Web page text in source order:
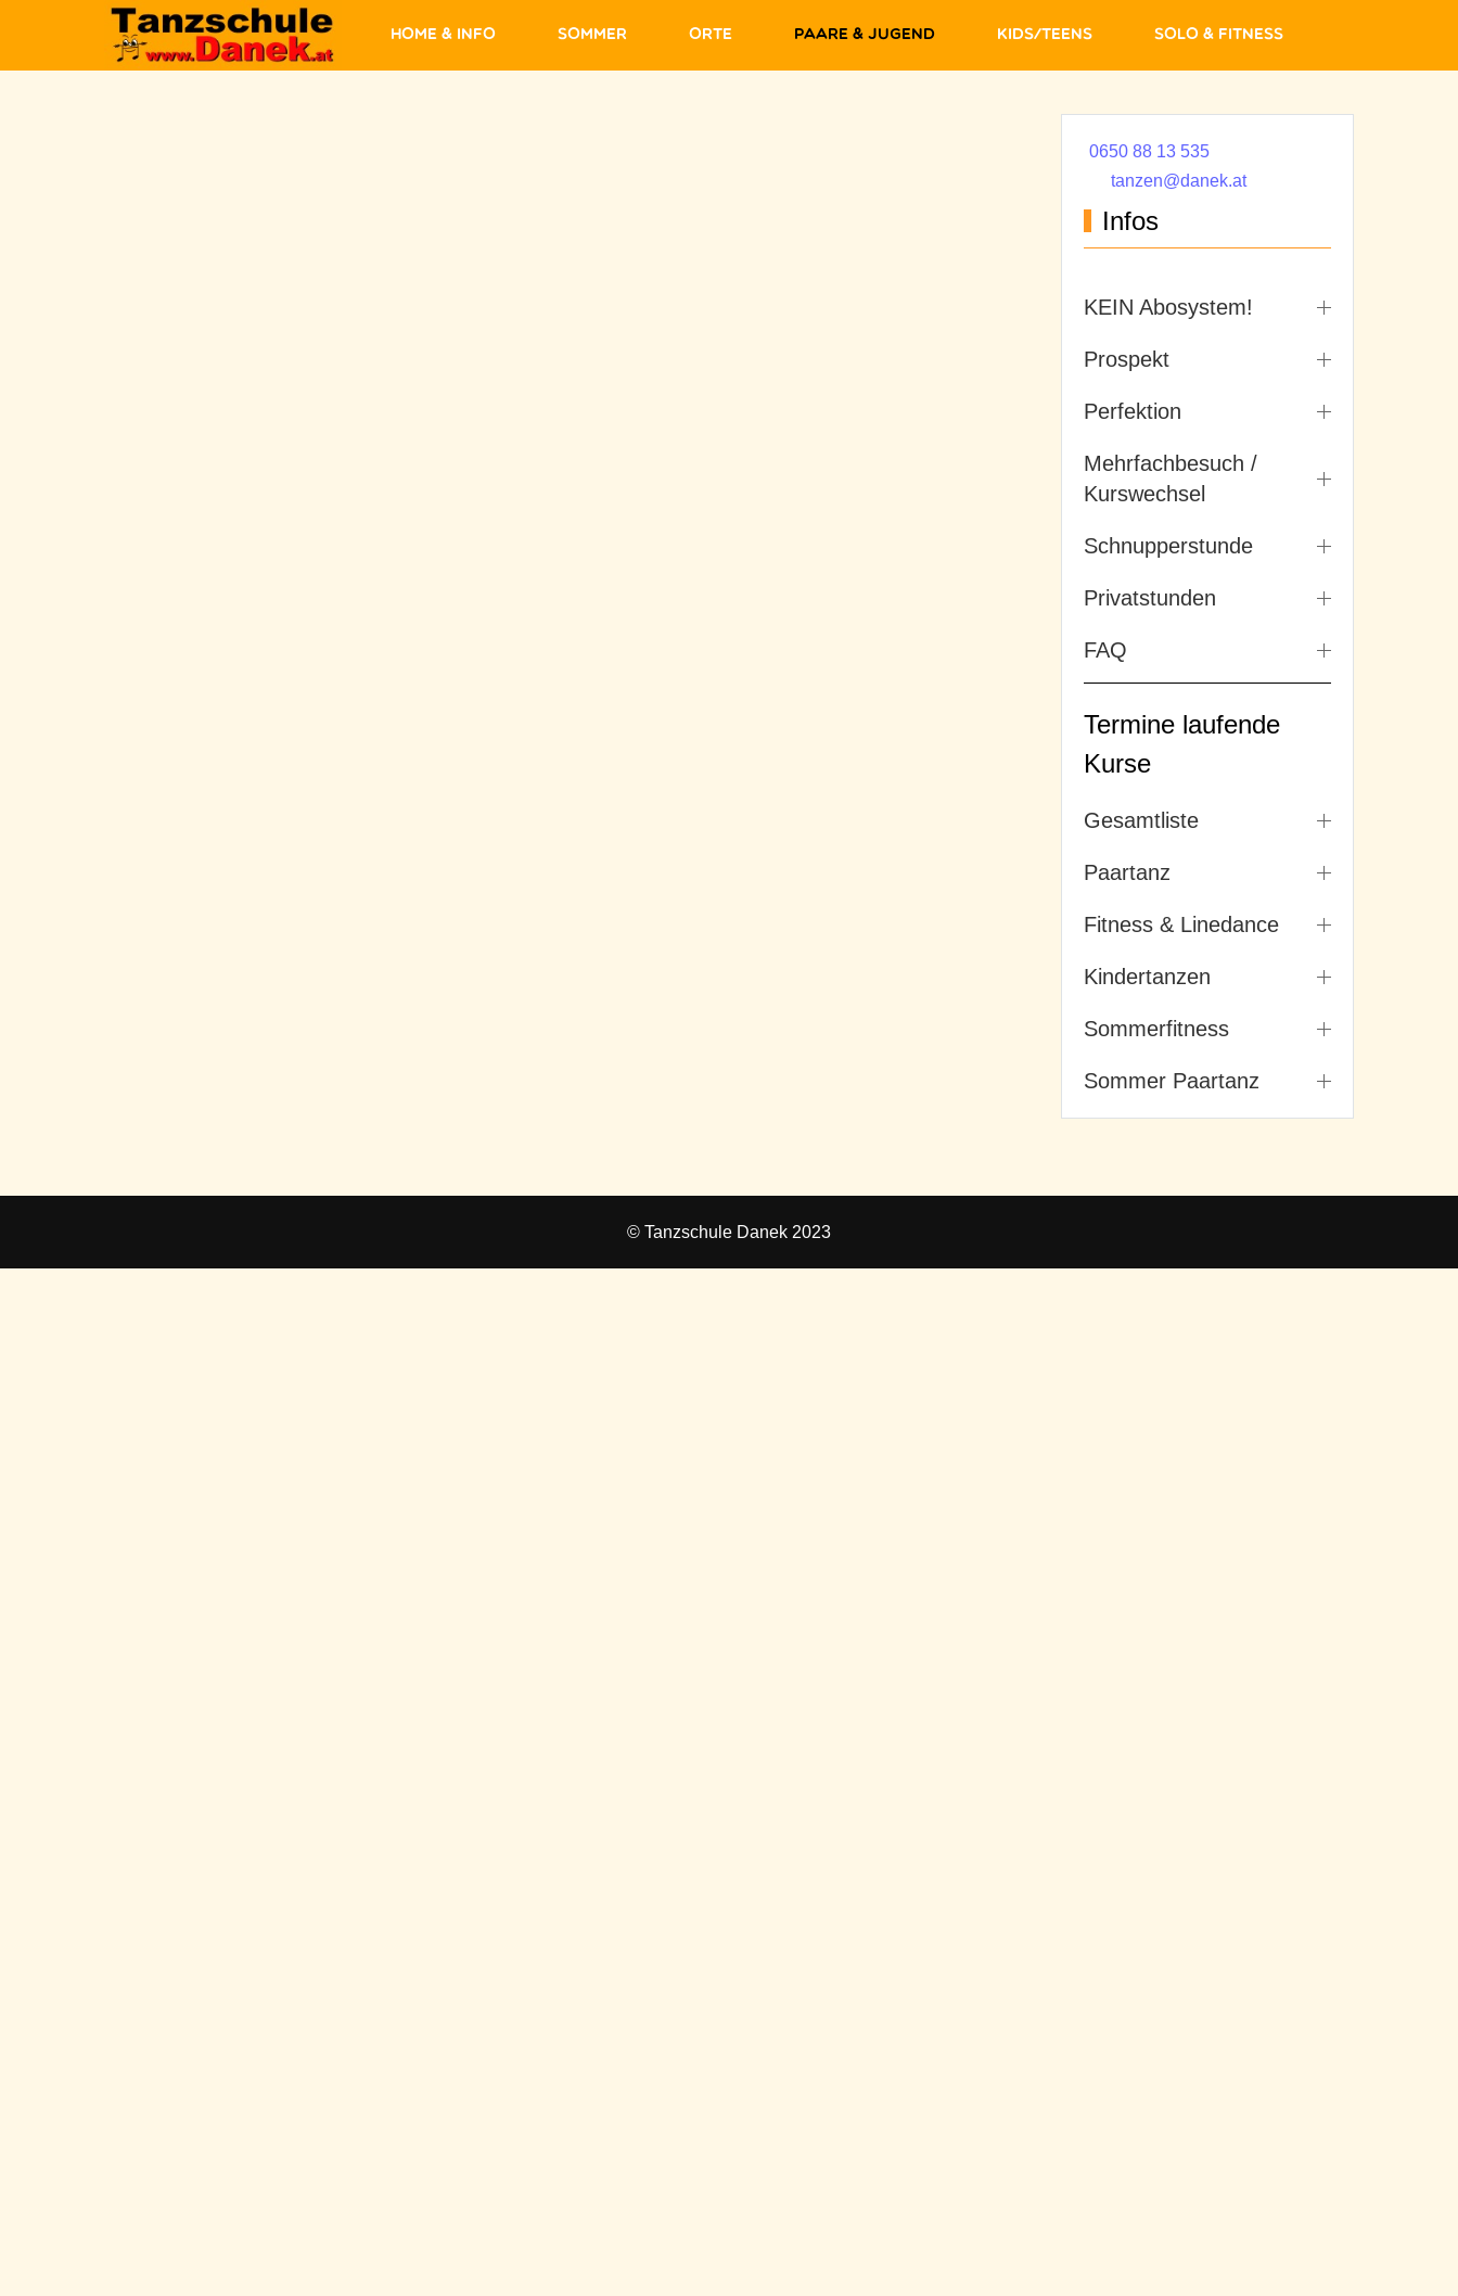
Home & Info Sommer Orte Paare & Jugend Kids/Teens Solo & Fitness
0650 88 13 535
tanzen@danek.at
Infos
KEIN Abosystem!
Prospekt
Perfektion
Mehrfachbesuch /
Kurswechsel
Schnupperstunde
Privatstunden
FAQ
Termine laufende
Kurse
Gesamtliste
Paartanz
Fitness & Linedance
Kindertanzen
Sommerfitness
Sommer Paartanz
© Tanzschule Danek 2023